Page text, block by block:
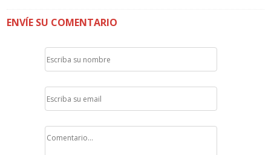
ENVÍE SU COMENTARIO